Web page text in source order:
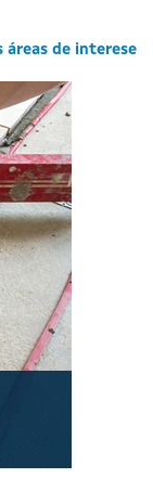
áreas de interese